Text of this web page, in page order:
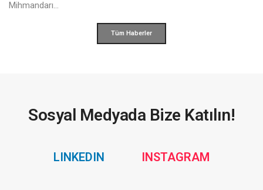
Mihmandarı...
Tüm Haberler
Sosyal Medyada Bize Katılın!
LINKEDINSocial INSTAGRAMSocial